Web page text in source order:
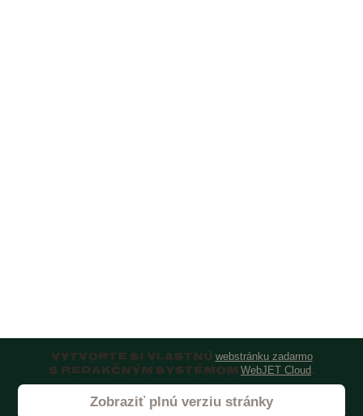
Vytvorte si vlastnúwebstránku zadarmo
s redakčným systémom WebJET Cloud.
Zobraziť plnú verziu stránky